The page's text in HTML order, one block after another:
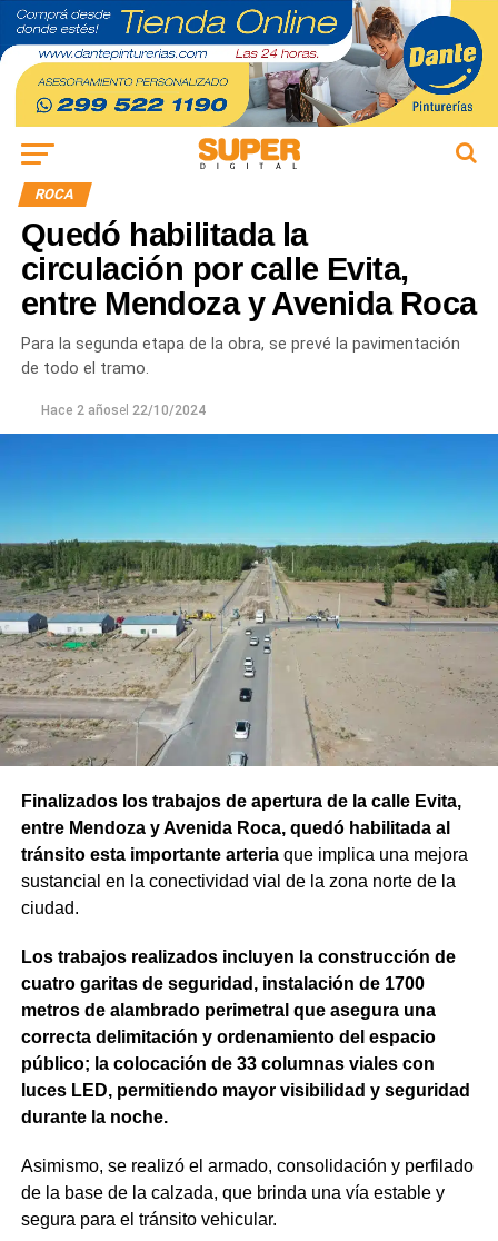
ROCA
Quedó habilitada la
circulación por calle Evita,
entre Mendoza y Avenida Roca
Para la segunda etapa de la obra, se prevé la pavimentación
de todo el tramo.
Hace 2 añosel 22/10/2024
Finalizados los trabajos de apertura de la calle Evita,
entre Mendoza y Avenida Roca, quedó habilitada al
tránsito esta importante arteriaque implica una mejora
sustancial en la conectividad vial de la zona norte de la
ciudad.
Los trabajos realizados incluyen la construcción de
cuatro garitas de seguridad, instalación de 1700
metros de alambrado perimetral que asegura una
correcta delimitación y ordenamiento del espacio
público; la colocación de 33 columnas viales con
luces LED, permitiendo mayor visibilidad y seguridad
durante la noche.
Asimismo, se realizó el armado, consolidación y perfilado
de la base de la calzada, que brinda una vía estable y
segura para el tránsito vehicular.